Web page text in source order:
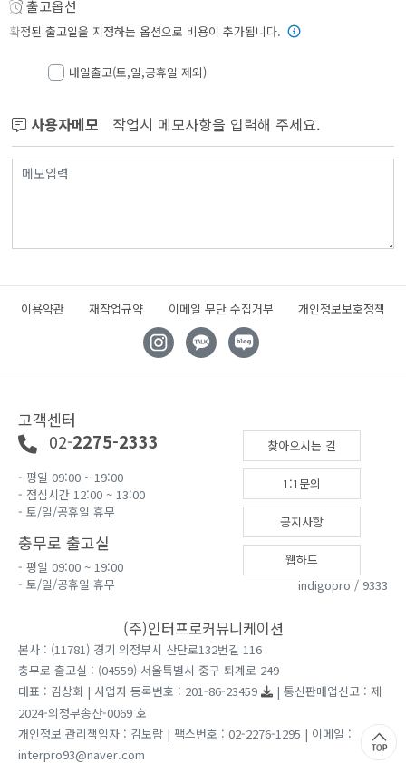
출고옵션
확정된 출고일을 지정하는 옵션으로 비용이 추가됩니다.
내일출고(토,일,공휴일 제외)
사용자메모 작업시 메모사항을 입력해 주세요.
이용약관 재작업규약 이메일 무단 수집거부 개인정보보호정책
고객센터
02-2275-2333
- 평일 09:00 ~ 19:00
- 점심시간 12:00 ~ 13:00
- 토/일/공휴일 휴무
충무로 출고실
- 평일 09:00 ~ 19:00
- 토/일/공휴일 휴무
찾아오시는 길
1:1문의
공지사항
웹하드
indigopro / 9333
(주)인터프로커뮤니케이션
본사 : (11781) 경기 의정부시 산단로132번길 116
충무로 출고실 : (04559) 서울특별시 중구 퇴계로 249
대표 : 김상회 | 사업자 등록번호 : 201-86-23459
| 통신판매업신고 : 제
2024-의정부송산-0069 호
개인정보 관리책임자 : 김보람 | 팩스번호 : 02-2276-1295 | 이메일 :
interpro93@naver.com